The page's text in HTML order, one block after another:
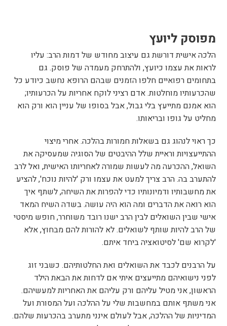
מפוסק ליועץ
הלכה אישית דורשת גם עיצוב מחודש של דמות הרב: עליו
לראות את עצמו כיועץ, ולהתרחק מעמדה של פוסק. גם
בתחומים רפואיים חלפו הזמנים שבהם הרופא נחשב כיודע כל
שהכרעותיו מוחלטות. אדם רציני לוקח אחריות על הכרעותיו;
הוא אמנם מתייעץ בלי גבול, אבל בסופו של עניין הוא ורק הוא
מחליט על גופו ובריאותו.
כך ראוי לנהוג גם בשאלות חמורות בהלכה. אחרי מיצוי
ההתייעצויות וראיית שלל ההיבטים של הסוגיה שמעסיקה את
השואל, ההכרעה מה לעשות שמורה לאחריותו האישית, ואל לרב
להתערב בה. הרב צריך למעט את עצמו ורק 'להיות נוכח', להציע
את מחשבותיו ודמיונותיו כדי להפרות את השיחה, לשתף איך
הוא רואה את הדברים ומה הוא היה עושה. בשדה השיח המאד
אישי שבין השואלים לבין הרב ישנו רובד משוחרר, חופש מיסטי
של הרב להיות שותף לשואלים. לא להורות להם מבחוץ, אלא
'לקרוא שם' לסיטואציה ביחד איתם.
על הרבנים לכבד את השואלים ואת החלטותיהם. כשבני זוג
לפני נישואיהם מתייעצים איתי אם לדחות את הבאת הילד
הראשון, אני מטיל עליהם ורק עליהם את האחריות למעשיהם.
אני משתף אותם במחשבות שלי על ההלכה ועל המסורת ועל
המדיניות של ההלכה, אבל לעולם אינני מתערב בהכרעות שלהם.